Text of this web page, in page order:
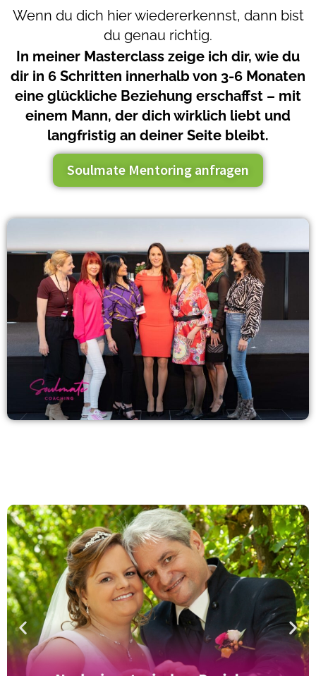
Wenn du dich hier wiedererkennst, dann bist
du genau richtig.
In meiner Masterclass zeige ich dir, wie du
dir in 6 Schritten innerhalb von 3-6 Monaten
eine glückliche Beziehung erschaffst – mit
einem Mann, der dich wirklich liebt und
langfristig an deiner Seite bleibt.
Soulmate Mentoring anfragen